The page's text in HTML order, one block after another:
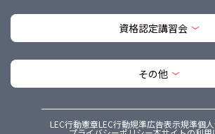
資格認定講習会
その他
LEC行動憲章LEC行動規準広告表示規準個